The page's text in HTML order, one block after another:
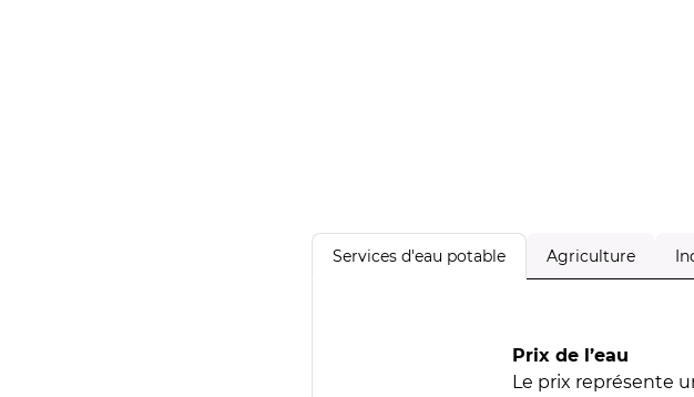
Services d'eau potable Agriculture
Prix de l’eau
Le prix représente